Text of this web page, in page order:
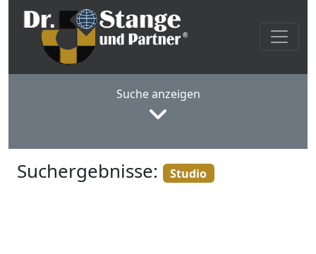
Suche anzeigen
Suchergebnisse: Studio